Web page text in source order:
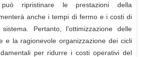
ripristinare le prestazioni della
anche i tempi di fermo e i costi di
Pertanto, l'ottimizzazione delle
e la ragionevole organizzazione dei cicli
per ridurre i costi operativi del